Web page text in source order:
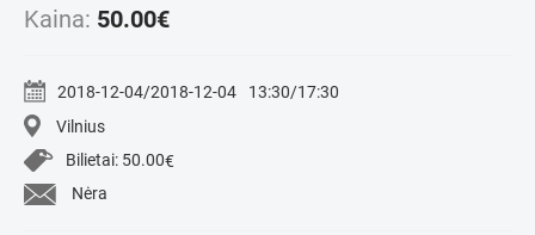
Kaina: 50.00€
2018-12-04/2018-12-04
13:30/17:30
Vilnius
Bilietai: 50.00€
Nėra